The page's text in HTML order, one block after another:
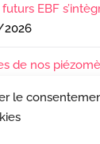
le
EBF
de nos
ça se suit en